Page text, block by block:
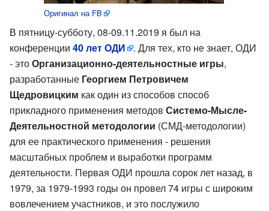
Оригинал на FB
В пятницу-субботу, 08-09.11.2019 я был на
конференции 40 лет ОДИ
. Для тех, кто не знает, ОДИ
- этоОрганизационно-деятельностные игры,
разработанные Георгием Петровичем
Щедровицким как один из способов способ
прикладного применения методов Системо-Мысле-
Деятельностной методологии (СМД-методологии)
для ее практического применения - решения
масштабных проблем и выработки программ
деятельности. Первая ОДИ прошла сорок лет назад, в
1979, за 1979-1993 годы он провел 74 игры с широким
вовлечением участников, и это послужило